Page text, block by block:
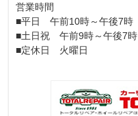
営業時間
■平日 午前10時～午後7時
■土日祝 午前9時～午後7時
■定休日 火曜日